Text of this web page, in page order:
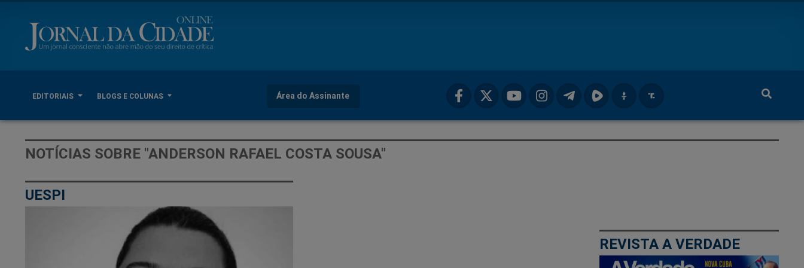
EDITORIAIS BLOGS E COLUNAS Área do Assinante
NOTÍCIAS SOBRE "ANDERSON RAFAEL COSTA SOUSA"
UESPI
REVISTA A VERDADE